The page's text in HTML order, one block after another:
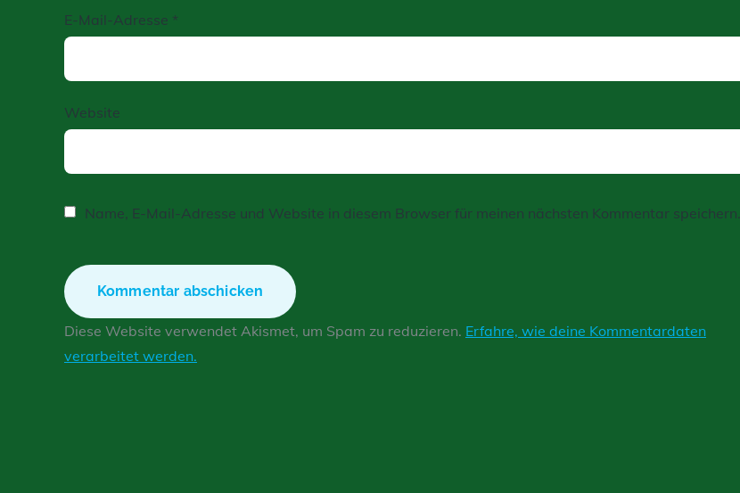
E-Mail-Adresse *
Website
Name, E-Mail-Adresse und Website in diesem Browser für meinen nächsten Kommentar speichern.
Diese Website verwendet Akismet, um Spam zu reduzieren. Erfahre, wie deine Kommentardaten
verarbeitet werden.